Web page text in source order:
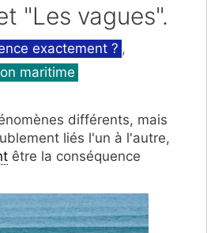
"Les vagues".
exactement ? ,
maritime
différents, mais
liés l'un à l'autre,
être la conséquence